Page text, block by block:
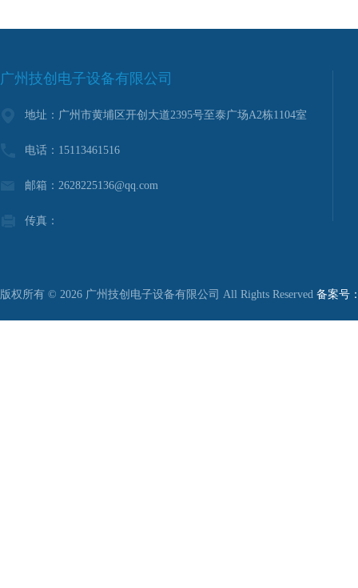
广州技创电子设备有限公司
地址：广州市黄埔区开创大道2395号至泰广场A2栋1104室
电话：15113461516
邮箱：2628225136@qq.com
传真：
版权所有 © 2026 广州技创电子设备有限公司 All Rights Reserved 备案号